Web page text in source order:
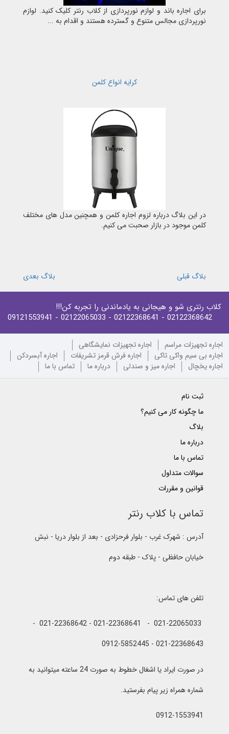
برای اجاره باند و لوازم نورپردازی از کلاب رنتر کلیک کنید. لوازم
نورپردازی مجالس متنوع و گسترده هستند و اقدام به ...
کرایه انواع کلمن
در این بلاگ درباره لزوم اجاره کلمن و همچنین مدل های مختلف
کلمن موجود در بازار صحبت می کنیم.
بلاگ بعدی بلاگ قبلی
کلاب رنتری شو و هیجانی به یادماندنی را تجربه کن!!!
02122368642
- 02122368641
- 02122065033
- 09121553941
اجاره تجهیزات مراسم
اجاره تجهیزات نمایشگاهی
اجاره بی سیم واکی تاکی
اجاره فرش قرمز تشریفات
اجاره آبسردکن
اجاره یخچال
اجاره میز و صندلی درباره ما تماس با ما
ثبت نام
ما چگونه کار می کنیم؟
بلاگ
درباره ما
تماس با ما
سوالات متداول
قوانین و مقررات
تماس با کلاب رنتر
آدرس : شهرک غرب - بلوار فرحزادی - بعد از بلوار دریا - نبش
خیابان حافظی - پلاک - طبقه دوم
تلفن های تماس:
021-22065033 - 021-22368641 - 021-22368642 -
021-22368643 - 0912-5852445
در صورت ایراد یا اشغال خطوط به صورت 24 ساعته میتوانید به
شماره همراه زیر پیام بفرستید.
0912-1553941